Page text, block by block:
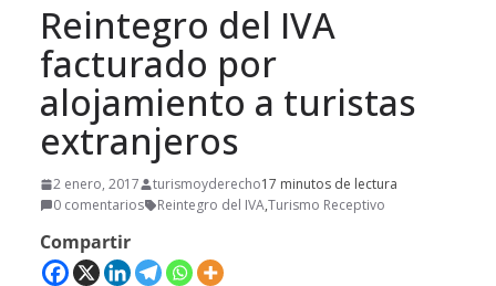
Reintegro del IVA
facturado por
alojamiento a turistas
extranjeros
2 enero, 2017 turismoyderecho17 minutos de lectura
0 comentarios
Reintegro del IVA,Turismo Receptivo
Compartir